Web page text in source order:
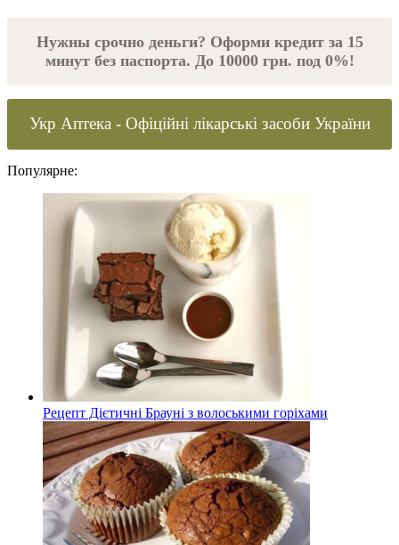
Нужны срочно деньги? Оформи кредит за 15
минут без паспорта. До 10000 грн. под 0%!
Укр Аптека - Офіційні лікарські засоби України
Популярне:
Рецепт Дієтичні Брауні з волоськими горіхами